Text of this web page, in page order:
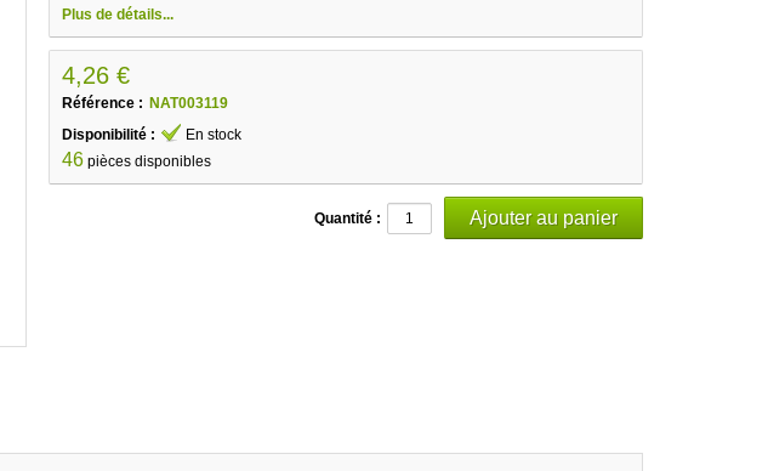
Plus de détails...
4,26 €
Référence : NAT003119
Disponibilité :
En stock
46 pièces disponibles
Quantité :